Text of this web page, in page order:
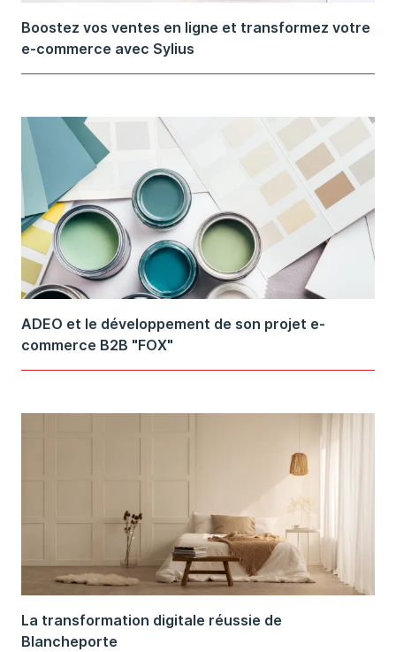
Boostez vos ventes en ligne et transformez votre
e-commerce avec Sylius
ADEO et le développement de son projet e-
commerce B2B "FOX"
La transformation digitale réussie de
Blancheporte